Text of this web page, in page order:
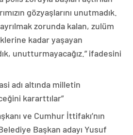
gözyaşlarını unutmadık.
zorunda kalan, zulüm
kadar yaşayan
unutturmayacağız.” ifadesini
adı altında milletin
kararttılar”
ve Cumhur İttifakı’nın
Başkan adayı Yusuf